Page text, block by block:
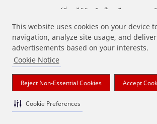
This website uses cookies on your device
navigation, analyze site usage, and
advertisements based on your interests.
Cookie Notice
Reject Non-Essential Cookies Accept
Cookie Preferences
แบรนด์ที่ระบุไว้ข้างต้นเป็นเครื่องหมายการ